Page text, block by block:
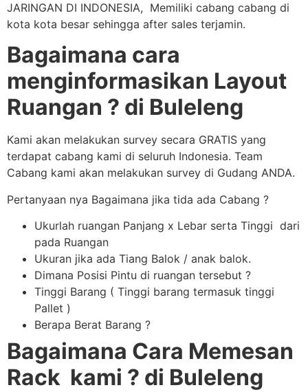
JARINGAN DI INDONESIA, Memiliki cabang cabang di
kota kota besar sehingga after sales terjamin.
Bagaimana cara
menginformasikan Layout
Ruangan ? di Buleleng
Kami akan melakukan survey secara GRATIS yang
terdapat cabang kami di seluruh Indonesia. Team
Cabang kami akan melakukan survey di Gudang ANDA.
Pertanyaan nya Bagaimana jika tida ada Cabang ?
Ukurlah ruangan Panjang x Lebar serta Tinggi dari
pada Ruangan
Ukuran jika ada Tiang Balok / anak balok.
Dimana Posisi Pintu di ruangan tersebut ?
Tinggi Barang ( Tinggi barang termasuk tinggi
Pallet )
Berapa Berat Barang ?
Bagaimana Cara Memesan
Rack kami ? di Buleleng